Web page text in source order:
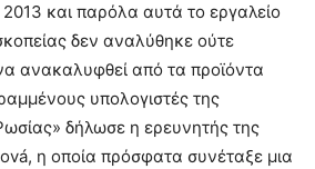
και παρόλα αυτά το εργαλείο
δεν αναλύθηκε ούτε
ανακαλυφθεί από τα προϊόντα
υπολογιστές της
δήλωσε η ερευνητής της
η οποία πρόσφατα συνέταξε μια